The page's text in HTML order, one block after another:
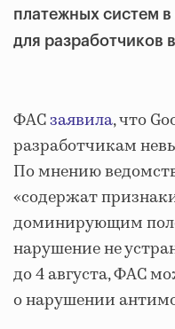
платежных систем
для разработчиков
ФАСзаявила, что
разработчикам
По мнению
«содержат
доминирующим
нарушение не
до 4 августа, ФАС
о нарушении